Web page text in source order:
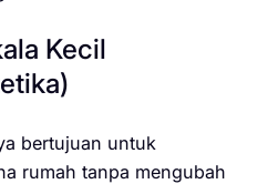
Kecil
bertujuan untuk
rumah tanpa mengubah